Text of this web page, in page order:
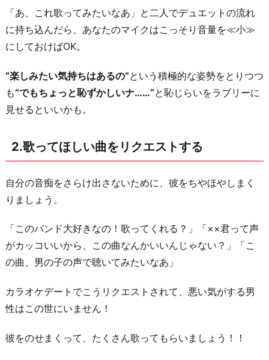
て
盛
り
げ
る
白
P
V
流
れ
る
曲
を
ぶ
「あ、これ歌ってみたいなあ」と二人でデュエットの流れ
に持ち込んだら、あなたのマイクはこっそり音量を≪小≫
にしておけばOK。
“楽しみたい気持ちはあるの“という積極的な姿勢をとりつつ
も”でもちょっと恥ずかしいナ……“と恥じらいをラブリーに
見せるといいかも。
2.歌ってほしい曲をリクエストする
自分の音痴をさらけ出さないために、彼をちやほやしまく
りましょう。
「このバンド大好きなの！歌ってくれる？」「××君って声
がカッコいいから、この曲なんかいいんじゃない？」「こ
の曲、男の子の声で聴いてみたいなあ」
カラオケデートでこうリクエストされて、悪い気がする男
性はこの世にいません！
彼をのせまくって、たくさん歌ってもらいましょう！！